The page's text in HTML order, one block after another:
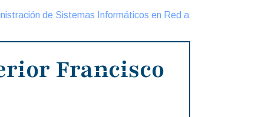
de Sistemas Informáticos en Red a
Francisco